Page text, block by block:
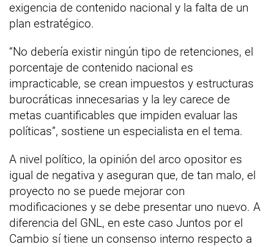
exigencia de contenido nacional y la falta de un
plan estratégico.
“No debería existir ningún tipo de retenciones, el
porcentaje de contenido nacional es
impracticable, se crean impuestos y estructuras
burocráticas innecesarias y la ley carece de
metas cuantificables que impiden evaluar las
políticas”, sostiene un especialista en el tema.
A nivel político, la opinión del arco opositor es
igual de negativa y aseguran que, de tan malo, el
proyecto no se puede mejorar con
modificaciones y se debe presentar uno nuevo. A
diferencia del GNL, en este caso Juntos por el
Cambio sí tiene un consenso interno respecto a